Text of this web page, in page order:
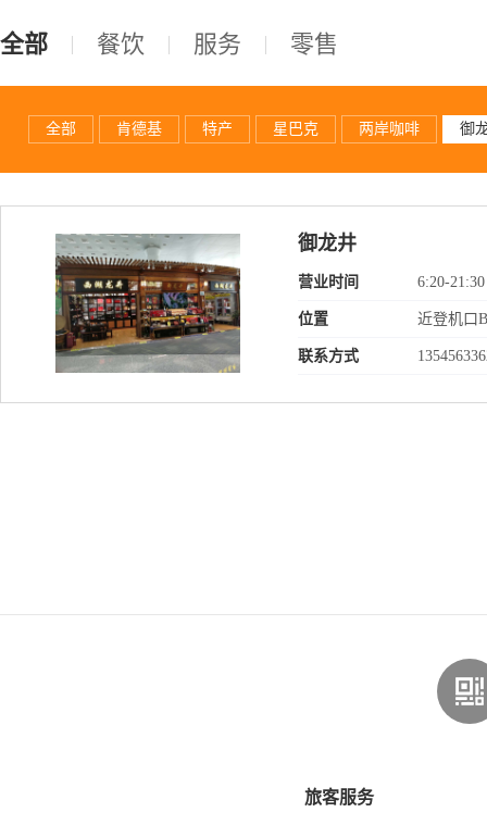
全部 餐饮 服务 零售
全部 肯德基 特产 星巴克 两岸咖啡 御
御龙井
营业时间 6:20-21:30
位置 近登机口
联系方式
旅客服务